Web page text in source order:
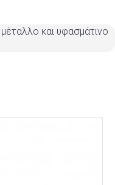
και υφασμάτινο